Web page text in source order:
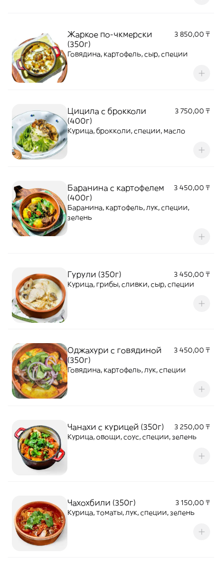
Жаркое по-чкмерски
(350г)
3 850,00 ₸
Говядина, картофель, сыр, специи
Цицила с брокколи
(400г)
3 750,00 ₸
Курица, брокколи, специи, масло
Баранина с картофелем
(400г)
3 450,00 ₸
Баранина, картофель, лук, специи,
зелень
Гурули (350г)
3 450,00 ₸
Курица, грибы, сливки, сыр, специи
Оджахури с говядиной
(350г)
3 450,00 ₸
Говядина, картофель, лук, специи
Чанахи с курицей (350г)
3 250,00 ₸
Курица, овощи, соус, специи, зелень
Чахохбили (350г)
3 150,00 ₸
Курица, томаты, лук, специи, зелень